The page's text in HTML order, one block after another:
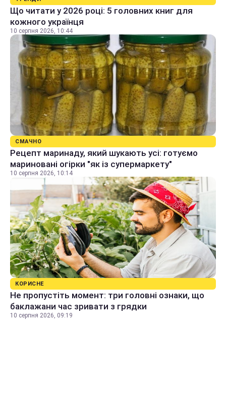
Що читати у 2026 році: 5 головних книг для
кожного українця
10 серпня 2026, 10:44
СМАЧНО
Рецепт маринаду, який шукають усі: готуємо
мариновані огірки "як із супермаркету"
10 серпня 2026, 10:14
КОРИСНЕ
Не пропустіть момент: три головні ознаки, що
баклажани час зривати з грядки
10 серпня 2026, 09:19